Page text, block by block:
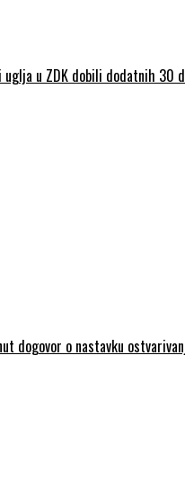
uglja u ZDK dobili dodatnih 30
dogovor o nastavku